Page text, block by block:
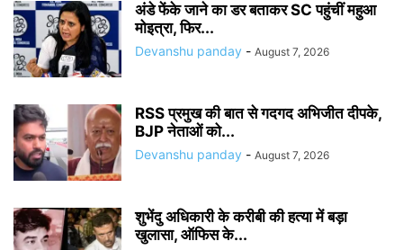
अंडे फेंके जाने का डर बताकर SC पहुंचीं महुआ
मोइत्रा, फिर...
Devanshu panday - August 7, 2026
RSS प्रमुख की बात से गदगद अभिजीत दीपके,
BJP नेताओं को...
Devanshu panday - August 7, 2026
शुभेंदु अधिकारी के करीबी की हत्या में बड़ा
खुलासा, ऑफिस के...